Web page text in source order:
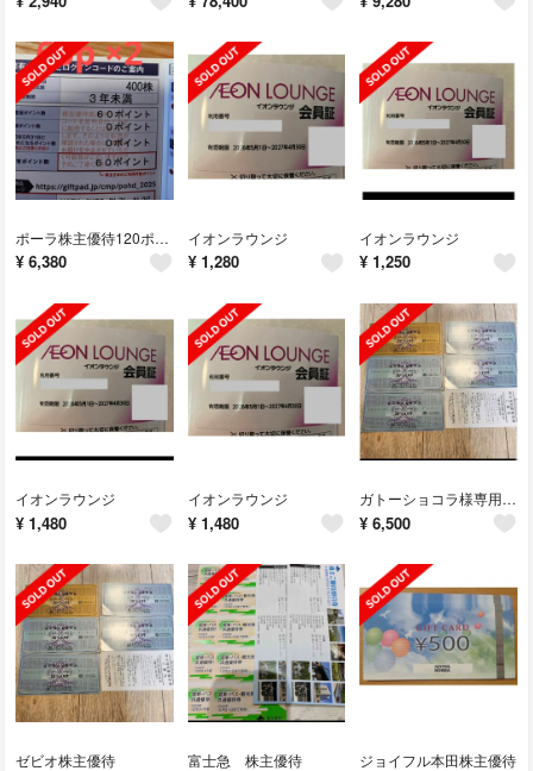
ポーラ株主優待120ポイント
¥ 6,380
イオンラウンジ
¥ 1,280
イオンラウンジ
¥ 1,250
イオンラウンジ
¥ 1,480
イオンラウンジ
¥ 1,480
ガトーショコラ様専用ゼビオ株主優待3セット
¥ 6,500
ゼビオ株主優待 富士急 株主優待 ジョイフル本田株主優待